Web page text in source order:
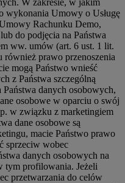
wykonania Umowy o Usługę
Rachunku Demo,
do podjęcia na Państwa
ww. umów (art. 6 ust. 1 lit.
również prawo przenoszenia
mogą Państwo wnieść
z Państwa szczególną
danych osobowych,
osobowe w oparciu o swój
w związku z marketingiem
dane osobowe są
macie Państwo prawo
sprzeciw wobec
danych osobowych na
tym profilowania. Jeżeli
przetwarzania do celów